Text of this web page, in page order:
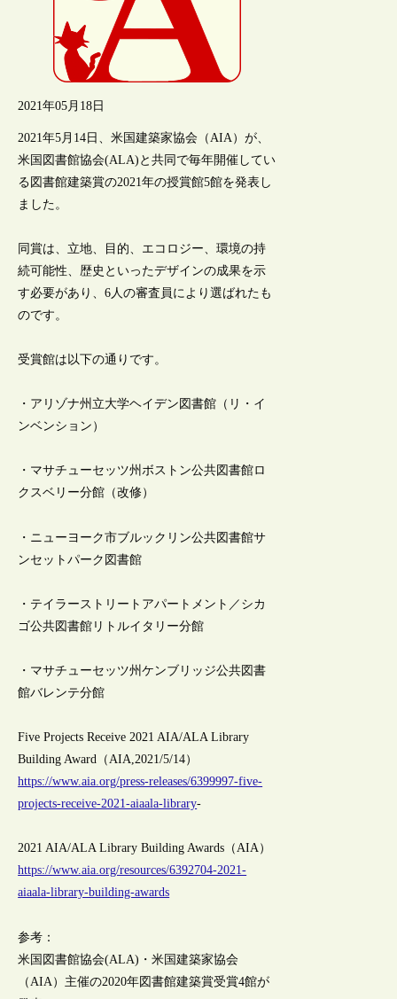
2021年05月18日
2021年5月14日、米国建築家協会（AIA）が、
米国図書館協会(ALA)と共同で毎年開催してい
る図書館建築賞の2021年の授賞館5館を発表し
ました。
同賞は、立地、目的、エコロジー、環境の持
続可能性、歴史といったデザインの成果を示
す必要があり、6人の審査員により選ばれたも
のです。
受賞館は以下の通りです。
・アリゾナ州立大学ヘイデン図書館（リ・イ
ンベンション）
・マサチューセッツ州ボストン公共図書館ロ
クスベリー分館（改修）
・ニューヨーク市ブルックリン公共図書館サ
ンセットパーク図書館
・テイラーストリートアパートメント／シカ
ゴ公共図書館リトルイタリー分館
・マサチューセッツ州ケンブリッジ公共図書
館バレンテ分館
Five Projects Receive 2021 AIA/ALA Library
Building Award（AIA,2021/5/14）
https://www.aia.org/press-releases/6399997-five-
projects-receive-2021-aiaala-library-
2021 AIA/ALA Library Building Awards（AIA）
https://www.aia.org/resources/6392704-2021-
aiaala-library-building-awards
参考：
米国図書館協会(ALA)・米国建築家協会
（AIA）主催の2020年図書館建築賞受賞4館が